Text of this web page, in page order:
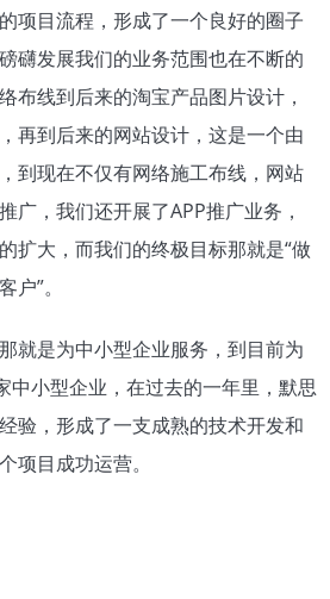
项目流程，形成了一个良好的圈子
礴发展我们的业务范围也在不断的
布线到后来的淘宝产品图片设计，
再到后来的网站设计，这是一个由
到现在不仅有网络施工布线，网站
广，我们还开展了APP推广业务，
扩大，而我们的终极目标那就是“做
”。
就是为中小型企业服务，到目前为
中小型企业，在过去的一年里，默思
验，形成了一支成熟的技术开发和
项目成功运营。